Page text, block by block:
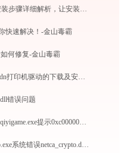
HP LaserJet 4打印机驱动下载安装步骤详细解析，让安装更简单
快速解决！-金山毒霸
何修复-金山毒霸
从零开始：理光Aficio CL4000-dn打印机驱动的下载及安装流程
错误问题
爱奇艺游戏中心客户端打开cefiqiyigame.exe提示0xc000009a错误码怎么办
网证通安全 NetcaWebSocketImp.exe系统错误netca_crypto.dll丢失如何解决